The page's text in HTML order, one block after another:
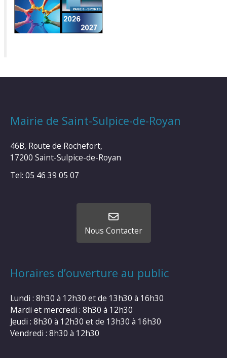
Mairie de Saint-Sulpice-de-Royan
46B, Route de Rochefort,
17200 Saint-Sulpice-de-Royan
Tel: 05 46 39 05 07
Nous Contacter
Horaires d’ouverture au public
Lundi : 8h30 à 12h30 et de 13h30 à 16h30
Mardi et mercredi : 8h30 à 12h30
Jeudi : 8h30 à 12h30 et de 13h30 à 16h30
Vendredi : 8h30 à 12h30